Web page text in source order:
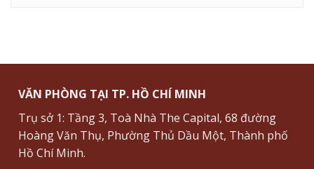
VĂN PHÒNG TẠI TP. HỒ CHÍ MINH
Trụ sở 1: Tầng 3, Toà Nhà The Capital, 68 đường
Hoàng Văn Thụ, Phường Thủ Dầu Một, Thành phố
Hồ Chí Minh.